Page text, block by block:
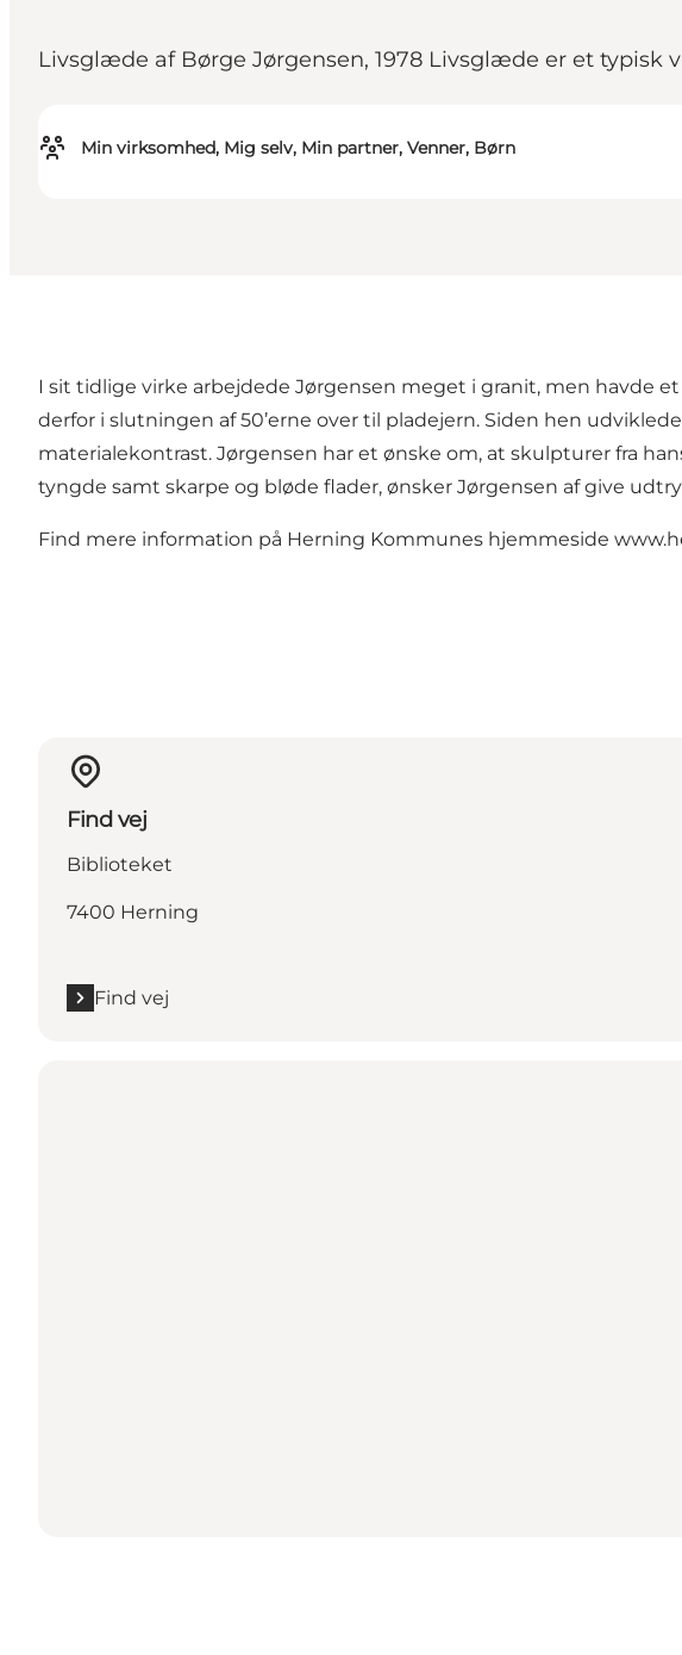
Livsglæde af Børge Jørgensen, 1978 Livsglæde er et typisk
Min virksomhed, Mig selv, Min partner, Venner, Børn
I sit tidlige virke arbejdede Jørgensen meget i granit, men
derfor i slutningen af 50’erne over til pladejern. Siden hen
materialekontrast. Jørgensen har et ønske om, at skulpturer fra
tyngde samt skarpe og bløde flader, ønsker Jørgensen af give
Find mere information på Herning Kommunes hjemmeside
Find vej
Biblioteket
7400 Herning
Find vej